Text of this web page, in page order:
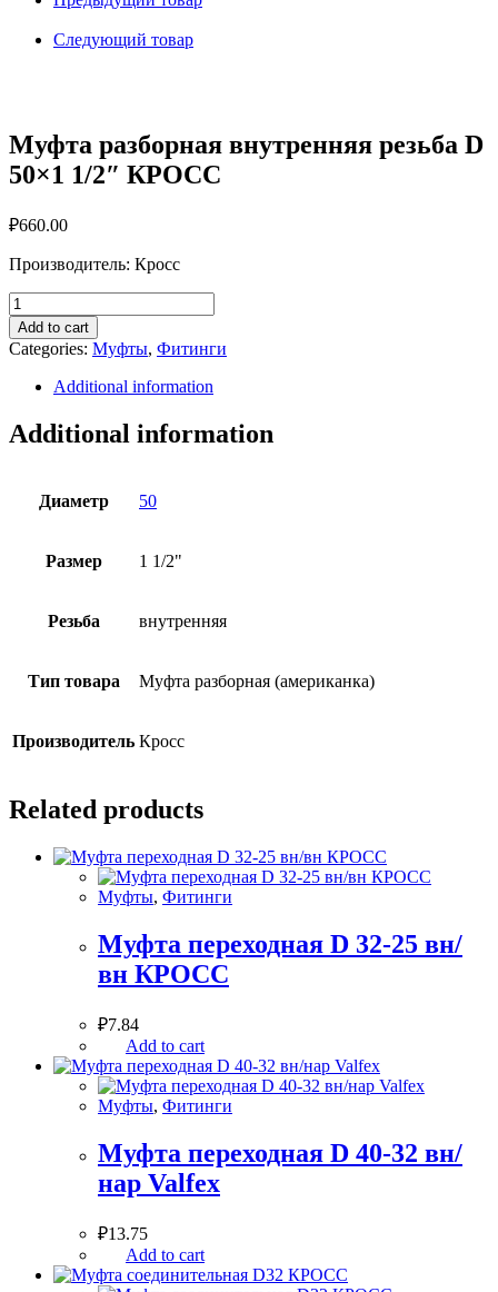
50x1
Следующий товар
Муфта разборная внутренняя резьба D
50×1 1/2″ КРОСС
₽660.00
Производитель: Кросс
Муфта
разборная
внутренняя
резьба
1/2"
КРОСС
Add to cart
Categories: Муфты, Фитинги
Additional information
Additional information
Диаметр 50
Размер 1 1/2"
Резьба внутренняя
Тип товара Муфта разборная (американка)
Производитель Кросс
Related products
Муфты, Фитинги
Муфта переходная D 32-25 вн/
вн КРОСС
₽7.84
Add to cart
Муфты, Фитинги
Муфта переходная D 40-32 вн/
нар Valfex
₽13.75
Add to cart